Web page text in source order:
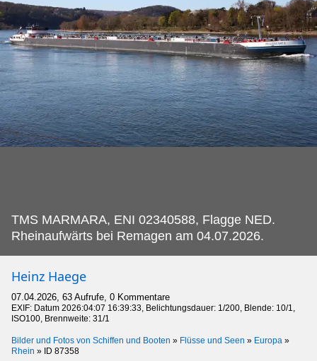
TMS MARMARA, ENI 02340588, Flagge NED.
Rheinaufwärts bei Remagen am 04.07.2026.
Heinz Haege
07.04.2026, 63 Aufrufe, 0 Kommentare
EXIF: Datum 2026:04:07 16:39:33, Belichtungsdauer: 1/200, Blende: 10/1,
ISO100, Brennweite: 31/1
Bilder und Fotos von Schiffen und Booten » Flüsse und Seen » Europa »
Rhein » ID 87358